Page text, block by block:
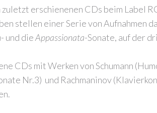
erschienenen CDs beim Label
stellen einer Serie von Aufnahmen
- und dieAppassionata-Sonate, auf der
CDs mit Werken von Schumann
Nr.3) und Rachmaninov